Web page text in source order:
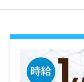
基本的には
ただし、新
開始後に想